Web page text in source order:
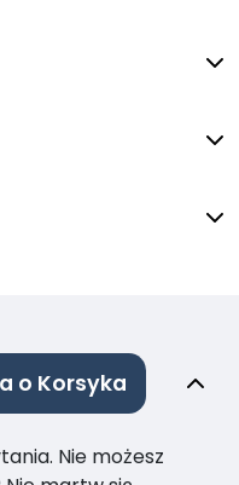
o Korsyka
Nie możesz